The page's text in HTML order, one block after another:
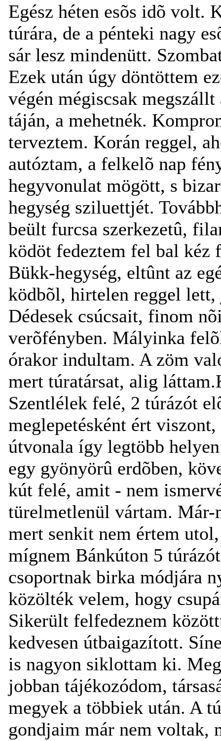
Egész héten esõs idõ volt.
túrára, de a pénteki nagy
sár lesz mindenütt.
Ezek után úgy döntöttem
végén mégiscsak
táján, a mehetnék.
terveztem. Korán reggel,
autóztam, a felkelõ nap
hegyvonulat mögött, s
hegység sziluettjét.
beült furcsa szerkezetû,
ködöt fedeztem fel bal kéz
Bükk-hegység, eltûnt az
ködbõl, hirtelen reggel
Dédesek csúcsait, finom
verõfényben. Mályinka
órakor indultam. A zöm
mert túratársat, alig
Szentlélek felé, 2 túrázót
meglepetésként ért
útvonala így legtöbb
egy gyönyörû erdõben,
kút felé, amit - nem
türelmetlenül vártam.
mert senkit nem értem
mígnem Bánkúton 5
csoportnak birka módjára
közölték velem, hogy
Sikerült felfedeznem
kedvesen útbaigazított.
is nagyon siklottam ki.
jobban tájékozódom,
megyek a többiek után. A
gondjaim már nem voltak,